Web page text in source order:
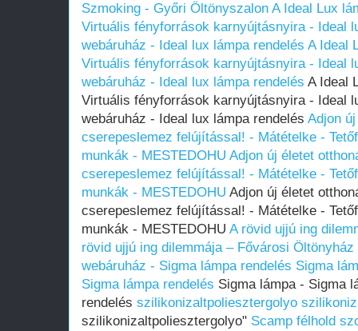
Szmoking - Győri Öltönyszalon A Ideal Lux
Virtuális fényforrások karnyújtásnyira - Ideal
webáruház - Ideal lux lámpa rendelés A Ideal
Virtuális fényforrások karnyújtásnyira - Ideal
webáruház - Ideal lux lámpa rendelés A Ideal
Virtuális fényforrások karnyújtásnyira - Ideal
webáruház - Ideal lux lámpa rendelés Adjon
cserepeslemez felújítással! - Mátételke -
munkák - MESTEDOHU Adjon új életet
cserepeslemez felújítással! - Mátételke -
munkák - MESTEDOHU Adjon új életet
cserepeslemez felújítással! - Mátételke -
munkák - MESTEDOHU A rövid ujjú ing
rövid ujjú ing dilemmája – Fővárosi Öltönyház
webáruház - Sigma lámpa rendelés Sigma
Sigma lámpa rendelés Sigma lámpa - Sigma
rendelés szilikonizaltpoliesztergolyo
szilikonizaltpoliesztergolyo" Scamp félhold